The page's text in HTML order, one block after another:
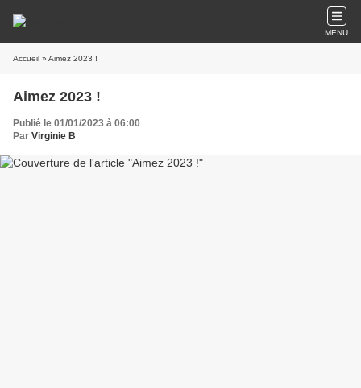
MENU
Accueil » Aimez 2023 !
Aimez 2023 !
Publié le 01/01/2023 à 06:00
Par Virginie B